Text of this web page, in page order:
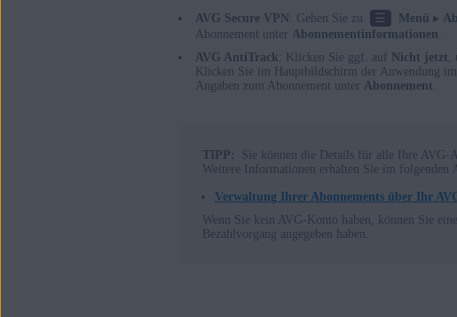
AVG Secure VPN
: Gehen Sie zu ☰ Menü ▸
Abonnement unter Abonnementinformationen
AVG AntiTrack : Klicken Sie ggf. auf Nicht jetzt
Klicken Sie im Hauptbildschirm der Anwendung
Angaben zum Abonnement unter Abonnement
TIPP: Sie können die Details für alle Ihre AVG-
Weitere Informationen erhalten Sie im folgenden
Verwaltung Ihrer Abonnements über Ihr
Wenn Sie kein AVG-Konto haben, können Sie
Bezahlvorgang angegeben haben.